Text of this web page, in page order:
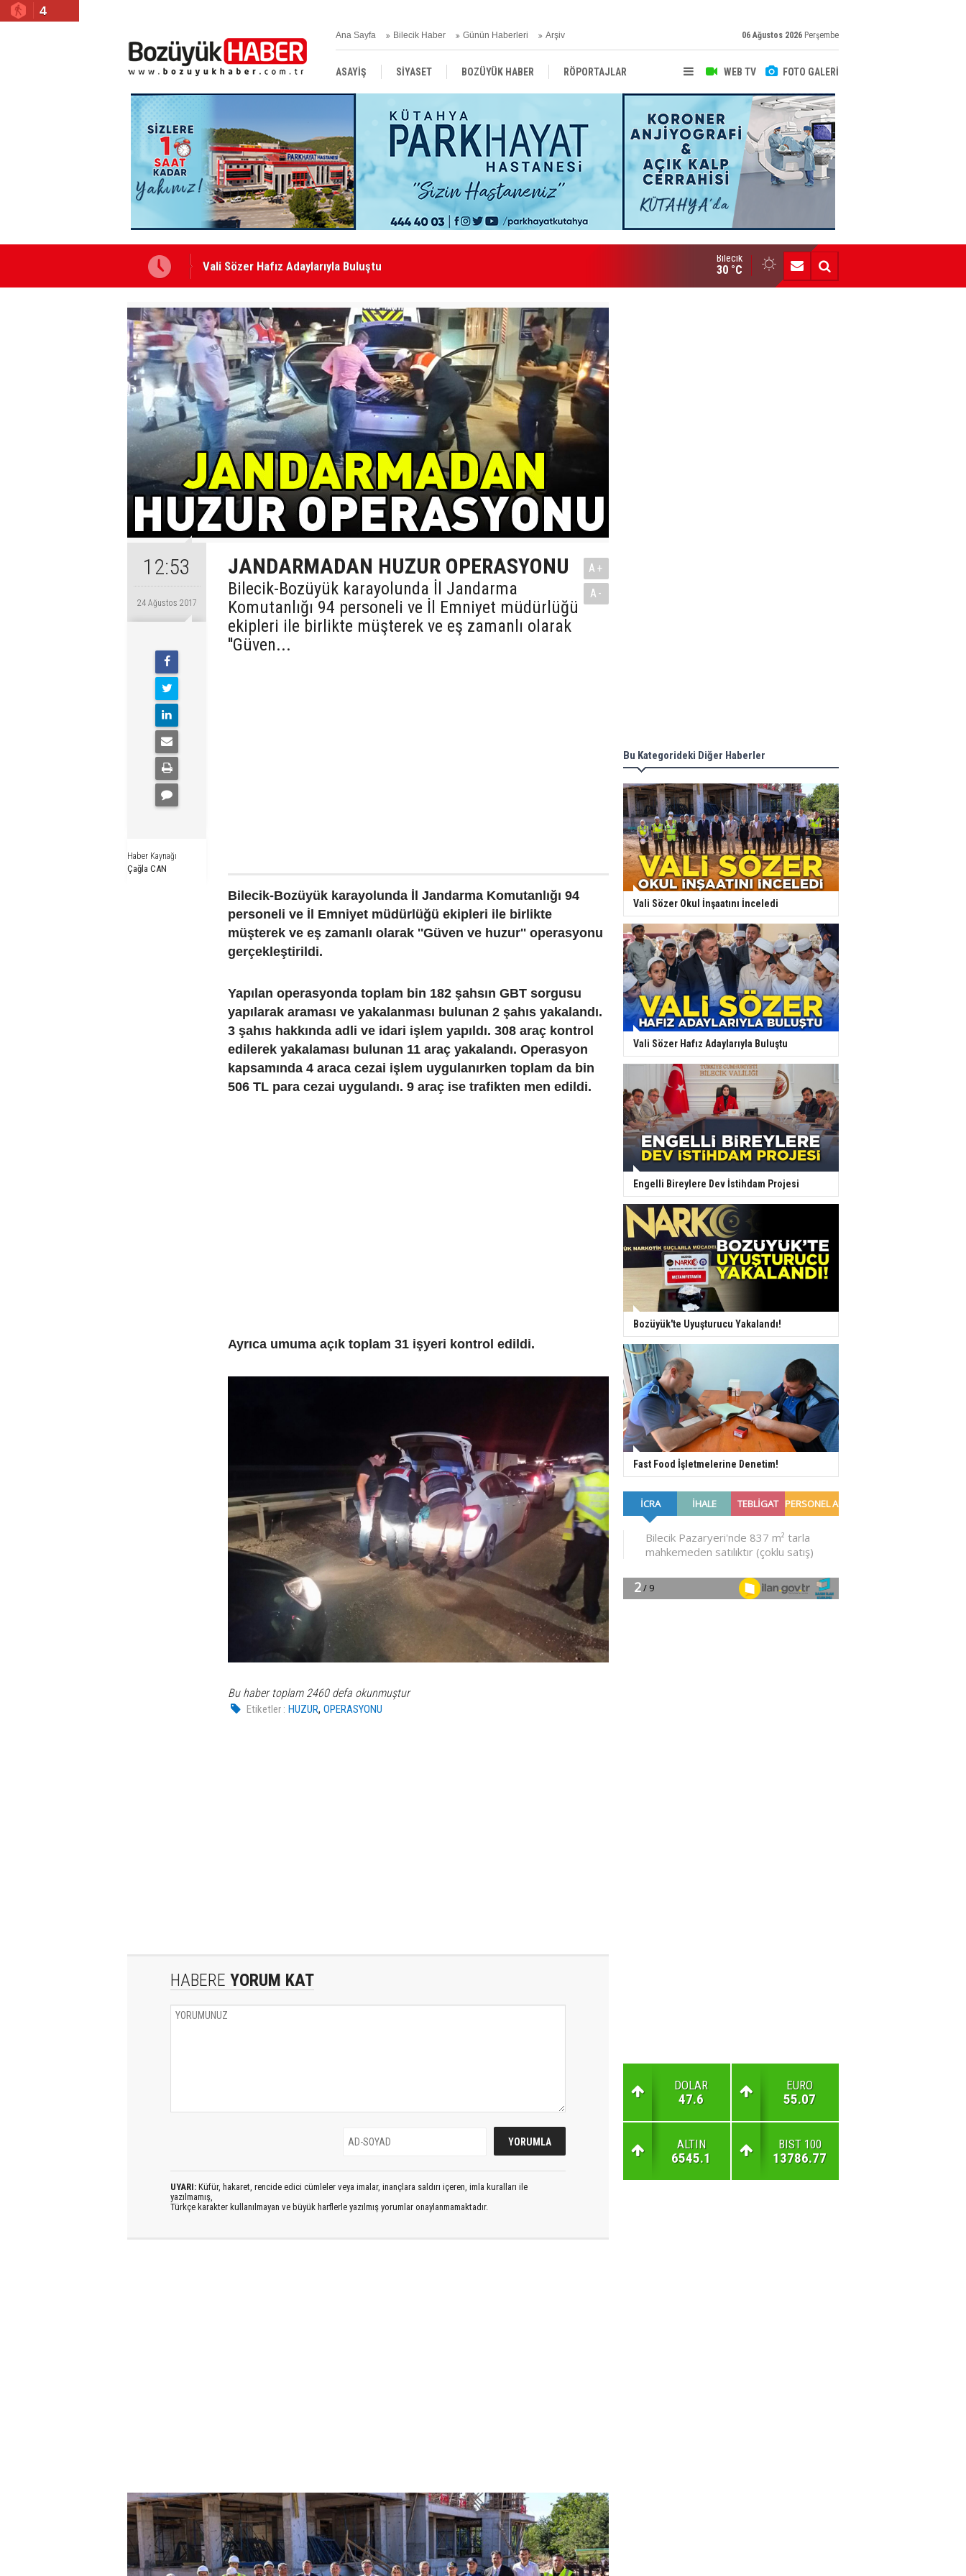
4
Ana Sayfa Bilecik Haber Günün Haberleri Arşiv 06 Ağustos 2026 Perşembe
WEB TV FOTO GALERİ
ASAYİŞ SİYASET BOZÜYÜK HABER RÖPORTAJLAR
RESMİ İLANLAR
Vali Sözer Hafız Adaylarıyla Buluştu Engelli Bireylere Dev İstihdam Projesi
Bilecik
30 °C
12:53
24 Ağustos 2017
Haber Kaynağı
Çağla CAN
JANDARMADAN HUZUR OPERASYONU
Bilecik-Bozüyük karayolunda İl Jandarma
Komutanlığı 94 personeli ve İl Emniyet müdürlüğü
ekipleri ile birlikte müşterek ve eş zamanlı olarak
''Güven...
A+
A-
Bilecik-Bozüyük karayolunda İl Jandarma Komutanlığı 94
personeli ve İl Emniyet müdürlüğü ekipleri ile birlikte
müşterek ve eş zamanlı olarak ''Güven ve huzur'' operasyonu
gerçekleştirildi.
Yapılan operasyonda toplam bin 182 şahsın GBT sorgusu
yapılarak araması ve yakalanması bulunan 2 şahıs yakalandı.
3 şahıs hakkında adli ve idari işlem yapıldı. 308 araç kontrol
edilerek yakalaması bulunan 11 araç yakalandı. Operasyon
kapsamında 4 araca cezai işlem uygulanırken toplam da bin
506 TL para cezai uygulandı. 9 araç ise trafikten men edildi.
Ayrıca umuma açık toplam 31 işyeri kontrol edildi.
Bu haber toplam 2460 defa okunmuştur
Etiketler : HUZUR,OPERASYONU
HABERE YORUM KAT
UYARI: Küfür, hakaret, rencide edici cümleler veya imalar, inançlara saldırı içeren, imla kuralları ile
yazılmamış,
Türkçe karakter kullanılmayan ve büyük harflerle yazılmış yorumlar onaylanmamaktadır.
Bu Kategorideki Diğer Haberler
Vali Sözer Okul İnşaatını İnceledi
Vali Sözer Hafız Adaylarıyla Buluştu
Engelli Bireylere Dev İstihdam Projesi
Bozüyük'te Uyuşturucu Yakalandı!
Fast Food İşletmelerine Denetim!
DOLAR
47.6
EURO
55.07
ALTIN
6545.1
BIST 100
13786.77